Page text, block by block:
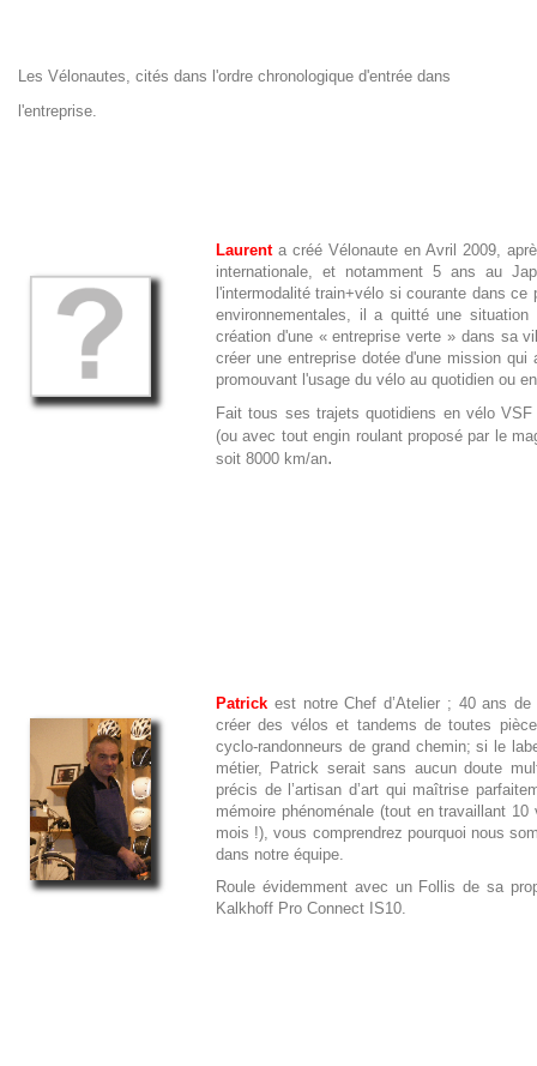
Les Vélonautes, cités dans l'ordre chronologique d'entrée dans
l'entreprise.
Laurenta créé Vélonaute en Avril 2009,
internationale, et notamment 5 ans au
l'intermodalité train+vélo si courante dans
environnementales, il a quitté une
création d'une « entreprise verte » dans sa
créer une entreprise dotée d'une mission
promouvant l'usage du vélo au quotidien ou
Fait tous ses trajets quotidiens en vélo VSF
(ou avec tout engin roulant proposé par le
soit 8000 km/an.
Patrick est notre Chef d’Atelier ; 40 ans
créer des vélos et tandems de toutes
cyclo-randonneurs de grand chemin; si le
métier, Patrick serait sans aucun doute
précis de l’artisan d’art qui maîtrise
mémoire phénoménale (tout en travaillant
mois !), vous comprendrez pourquoi nous
dans notre équipe.
Roule évidemment avec un Follis de sa
Kalkhoff Pro Connect IS10.